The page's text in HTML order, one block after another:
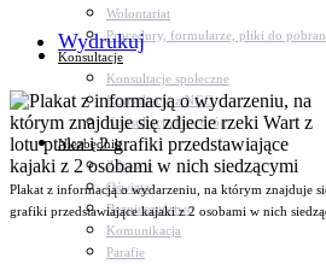
Wolontariat
Procedury, formularze, pliki do
Konsultacje
Konsultacje społeczne
Konsultacje z NGO
Konsultacje dot. dróg
Niezbędnik
Zdrowie
Oświata
Bezpieczeństwo
Komunikacja
Parafie
Wydrukuj
Plakat z informacją o wydarzeniu, na którym znajduje
grafiki przedstawiające kajaki z 2 osobami w nich